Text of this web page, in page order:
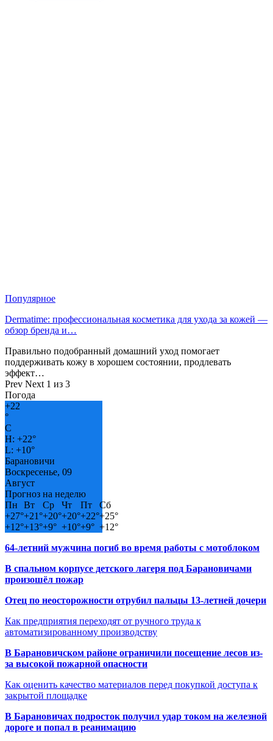
Популярное
Dermatime: профессиональная косметика для ухода за кожей —
обзор бренда и…
Правильно подобранный домашний уход помогает
поддерживать кожу в хорошем состоянии, продлевать
эффект…
Prev Next 1 из 3
Погода
+22
°
C
H: +22°
L: +10°
Барановичи
Воскресенье, 09
Август
Прогноз на неделю
Пн
Вт Ср Чт Пт
Сб
+27°+21°+20°+20°+22°+25°
+12°+13°+9° +10°+9° +12°
64-летний мужчина погиб во время работы с мотоблоком
В спальном корпусе детского лагеря под Барановичами
произошёл пожар
Отец по неосторожности отрубил пальцы 13-летней дочери
Как предприятия переходят от ручного труда к
автоматизированному производству
В Барановичском районе ограничили посещение лесов из-
за высокой пожарной опасности
Как оценить качество материалов перед покупкой доступа к
закрытой площадке
В Барановичах подросток получил удар током на железной
дороге и попал в реанимацию